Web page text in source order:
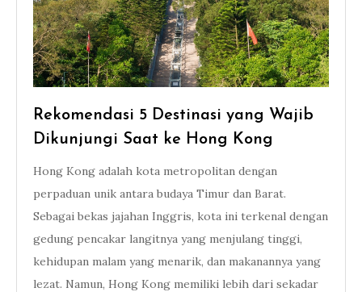
Rekomendasi 5 Destinasi yang Wajib
Dikunjungi Saat ke Hong Kong
Hong Kong adalah kota metropolitan dengan
perpaduan unik antara budaya Timur dan Barat.
Sebagai bekas jajahan Inggris, kota ini terkenal dengan
gedung pencakar langitnya yang menjulang tinggi,
kehidupan malam yang menarik, dan makanannya yang
lezat. Namun, Hong Kong memiliki lebih dari sekadar